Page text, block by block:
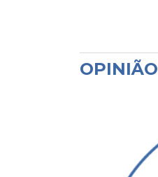
OPINIÃO